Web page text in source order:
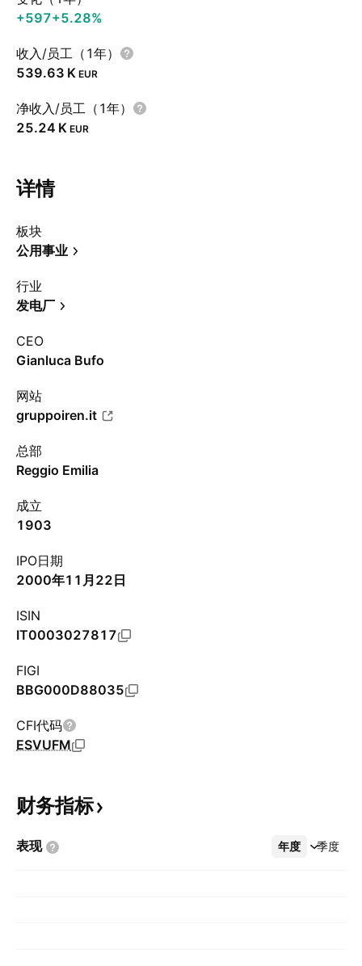
+597+5.28%
收入/员工（1年）
‪539.63 K‬ EUR
净收入/员工（1年）
‪25.24 K‬ EUR
详情
板块
公用事业
行业
发电厂
CEO
Gianluca Bufo
网站
gruppoiren.it
总部
Reggio Emilia
成立
1903
IPO日期
2000年11月22日
ISIN
IT0003027817
FIGI
BBG000D88035
CFI代码
ESVUFM
财务指标
表现 年度 季度
更多